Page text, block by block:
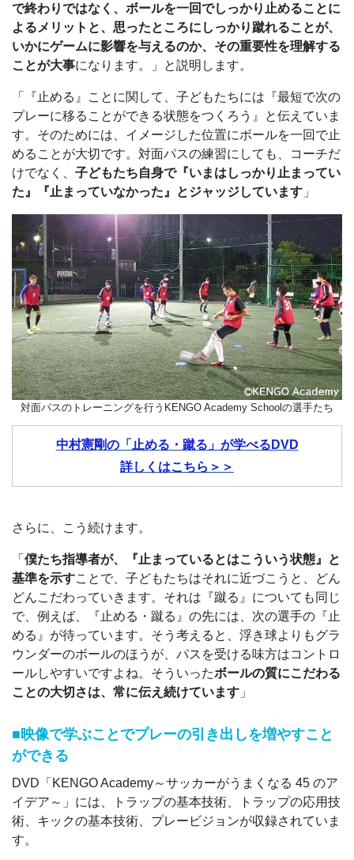
で終わりではなく、ボールを一回でしっかり止めることに
よるメリットと、思ったところにしっかり蹴れることが、
いかにゲームに影響を与えるのか、その重要性を理解する
ことが大事になります。」と説明します。
「『止める』ことに関して、子どもたちには『最短で次の
プレーに移ることができる状態をつくろう』と伝えていま
す。そのためには、イメージした位置にボールを一回で止
めることが大切です。対面パスの練習にしても、コーチだ
けでなく、 子どもたち自身で『いまはしっかり止まってい
た』『止まっていなかった』とジャッジしています 」
対面パスのトレーニングを行うKENGO Academy Schoolの選手たち
中村憲剛の「止める・蹴る」が学べるDVD
詳しくはこちら＞＞
さらに、こう続けます。
「 僕たち指導者が、『止まっているとはこういう状態』と
基準を示すことで、子どもたちはそれに近づこうと、どん
どんこだわっていきます。それは『蹴る』についても同じ
で、例えば、『止める・蹴る』の先には、次の選手の『止
める』が待っています。そう考えると、浮き球よりもグラ
ウンダーのボールのほうが、パスを受ける味方はコントロ
ールしやすいですよね。そういったボールの質にこだわる
ことの大切さは、常に伝え続けています 」
■映像で学ぶことでプレーの引き出しを増やすこと
ができる
DVD「KENGO Academy～サッカーがうまくなる 45 のア
イデア～」には、トラップの基本技術、トラップの応用技
術、キックの基本技術、プレービジョンが収録されていま
す。